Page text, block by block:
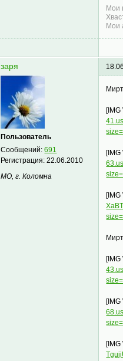
Мои
Мои
заря
Пользователь
Сообщений:691
Регистрация:22.06.2010
МО, г. Коломна
[IMG
[IMG
[IMG
[IMG
[IMG
[IMG